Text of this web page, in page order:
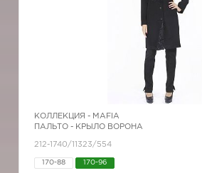
КОЛЛЕКЦИЯ - MAFIA
ПАЛЬТО - КРЫЛО ВОРОНА
212-1740/11323/554
170-88 170-96